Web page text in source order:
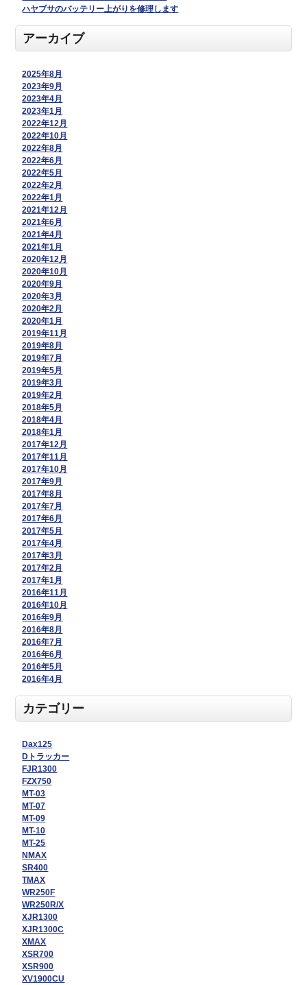
ハヤブサのバッテリー上がりを修理します
アーカイブ
2025年8月
2023年9月
2023年4月
2023年1月
2022年12月
2022年10月
2022年8月
2022年6月
2022年5月
2022年2月
2022年1月
2021年12月
2021年6月
2021年4月
2021年1月
2020年12月
2020年10月
2020年9月
2020年3月
2020年2月
2020年1月
2019年11月
2019年8月
2019年7月
2019年5月
2019年3月
2019年2月
2018年5月
2018年4月
2018年1月
2017年12月
2017年11月
2017年10月
2017年9月
2017年8月
2017年7月
2017年6月
2017年5月
2017年4月
2017年3月
2017年2月
2017年1月
2016年11月
2016年10月
2016年9月
2016年8月
2016年7月
2016年6月
2016年5月
2016年4月
カテゴリー
Dax125
Dトラッカー
FJR1300
FZX750
MT-03
MT-07
MT-09
MT-10
MT-25
NMAX
SR400
TMAX
WR250F
WR250R/X
XJR1300
XJR1300C
XMAX
XSR700
XSR900
XV1900CU